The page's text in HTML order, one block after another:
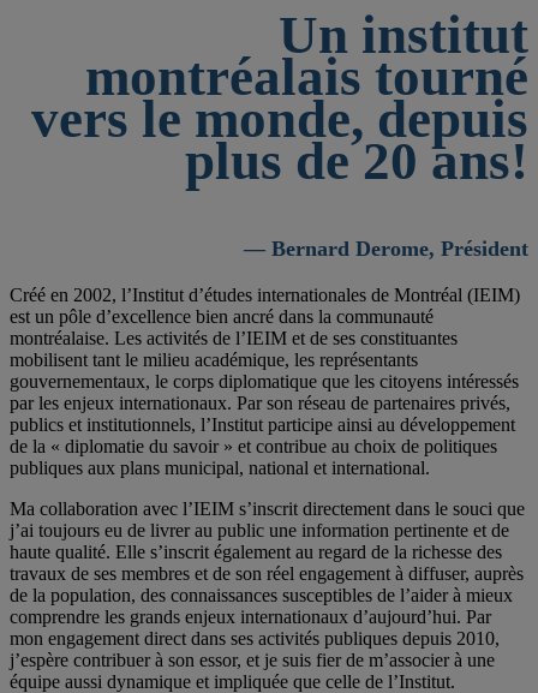
Un institut
montréalais tourné
vers le monde, depuis
plus de 20 ans!
— Bernard Derome, Président
Créé en 2002, l’Institut d’études internationales de Montréal (IEIM)
est un pôle d’excellence bien ancré dans la communauté
montréalaise. Les activités de l’IEIM et de ses constituantes
mobilisent tant le milieu académique, les représentants
gouvernementaux, le corps diplomatique que les citoyens intéressés
par les enjeux internationaux. Par son réseau de partenaires privés,
publics et institutionnels, l’Institut participe ainsi au développement
de la « diplomatie du savoir » et contribue au choix de politiques
publiques aux plans municipal, national et international.
Ma collaboration avec l’IEIM s’inscrit directement dans le souci que
j’ai toujours eu de livrer au public une information pertinente et de
haute qualité. Elle s’inscrit également au regard de la richesse des
travaux de ses membres et de son réel engagement à diffuser, auprès
de la population, des connaissances susceptibles de l’aider à mieux
comprendre les grands enjeux internationaux d’aujourd’hui. Par
mon engagement direct dans ses activités publiques depuis 2010,
j’espère contribuer à son essor, et je suis fier de m’associer à une
équipe aussi dynamique et impliquée que celle de l’Institut.